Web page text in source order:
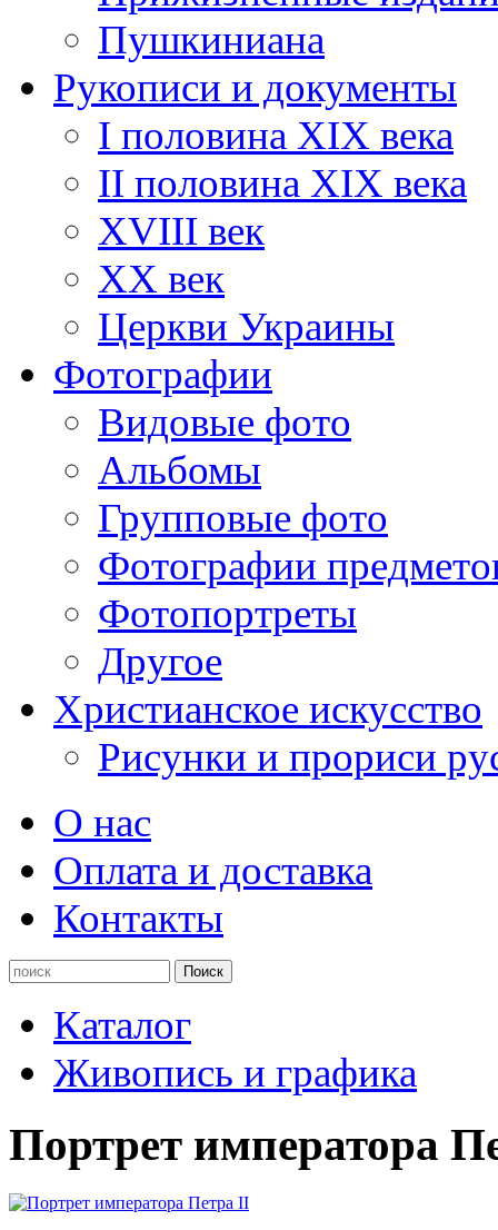
Пушкиниана
Рукописи и документы
I половина XIX века
II половина XIX века
XVIII век
ХХ век
Церкви Украины
Фотографии
Видовые фото
Альбомы
Групповые фото
Фотографии
Фотопортреты
Другое
Христианское искусство
Рисунки и прориси
О нас
Оплата и доставка
Контакты
Каталог
Живопись и графика
Портрет императора